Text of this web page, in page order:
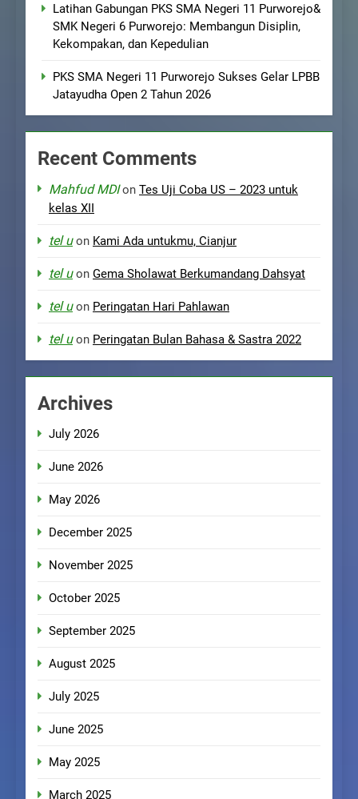
Latihan Gabungan PKS SMA Negeri 11 Purworejo&
SMK Negeri 6 Purworejo: Membangun Disiplin,
Kekompakan, dan Kepedulian
PKS SMA Negeri 11 Purworejo Sukses Gelar LPBB
Jatayudha Open 2 Tahun 2026
Recent Comments
Mahfud MDIon Tes Uji Coba US – 2023 untuk
kelas XII
tel uon Kami Ada untukmu, Cianjur
tel uon Gema Sholawat Berkumandang Dahsyat
tel uon Peringatan Hari Pahlawan
tel uon Peringatan Bulan Bahasa & Sastra 2022
Archives
July 2026
June 2026
May 2026
December 2025
November 2025
October 2025
September 2025
August 2025
July 2025
June 2025
May 2025
March 2025